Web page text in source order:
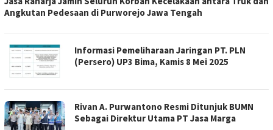
Angkutan Pedesaan di Purworejo Jawa Tengah
Informasi Pemeliharaan Jaringan PT. PLN
(Persero) UP3 Bima, Kamis 8 Mei 2025
Rivan A. Purwantono Resmi Ditunjuk BUMN
Sebagai Direktur Utama PT Jasa Marga